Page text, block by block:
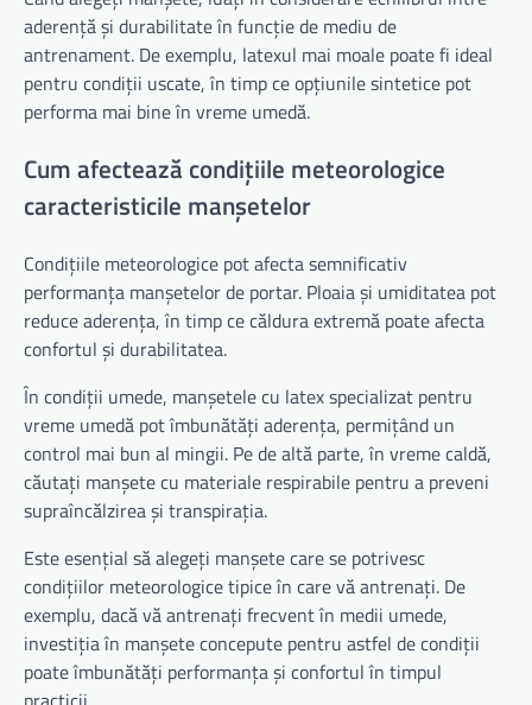
aderență și durabilitate în funcție de mediu de
antrenament. De exemplu, latexul mai moale poate fi ideal
pentru condiții uscate, în timp ce opțiunile sintetice pot
performa mai bine în vreme umedă.
Cum afectează condițiile meteorologice
caracteristicile manșetelor
Condițiile meteorologice pot afecta semnificativ
performanța manșetelor de portar. Ploaia și umiditatea pot
reduce aderența, în timp ce căldura extremă poate afecta
confortul și durabilitatea.
În condiții umede, manșetele cu latex specializat pentru
vreme umedă pot îmbunătăți aderența, permițând un
control mai bun al mingii. Pe de altă parte, în vreme caldă,
căutați manșete cu materiale respirabile pentru a preveni
supraîncălzirea și transpirația.
Este esențial să alegeți manșete care se potrivesc
condițiilor meteorologice tipice în care vă antrenați. De
exemplu, dacă vă antrenați frecvent în medii umede,
investiția în manșete concepute pentru astfel de condiții
poate îmbunătăți performanța și confortul în timpul